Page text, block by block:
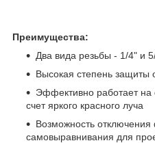
Преимущества:
Два вида резьбы - 1/4" и
Высокая степень защиты
Эффективно работает на
счет яркого красного луча
Возможность отключения
самовыравнивания для